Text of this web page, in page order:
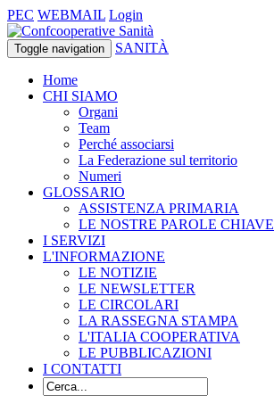
PEC WEBMAIL Login
Toggle navigation SANITÀ
Home
CHI SIAMO
Organi
Team
Perché associarsi
La Federazione sul territorio
Numeri
GLOSSARIO
ASSISTENZA PRIMARIA
LE NOSTRE PAROLE CHIAVE
I SERVIZI
L'INFORMAZIONE
LE NOTIZIE
LE NEWSLETTER
LE CIRCOLARI
LA RASSEGNA STAMPA
L'ITALIA COOPERATIVA
LE PUBBLICAZIONI
I CONTATTI